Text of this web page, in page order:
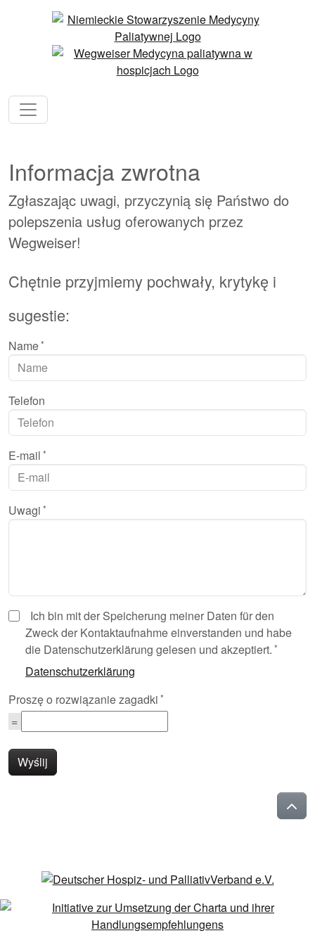
Informacja zwrotna
Zgłaszając uwagi, przyczynią się Państwo do
polepszenia usług oferowanych przez
Wegweiser!
Chętnie przyjmiemy pochwały, krytykę i
sugestie:
Name
Telefon
E-mail
Uwagi
Ich bin mit der Speicherung meiner Daten für den
Zweck der Kontaktaufnahme einverstanden und habe
die Datenschutzerklärung gelesen und akzeptiert.
Datenschutzerklärung
Proszę o rozwiązanie zagadki
Wyślij